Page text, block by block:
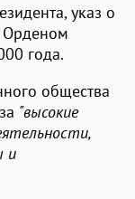
указ о
Орденом
года.
общества
"высокие
и